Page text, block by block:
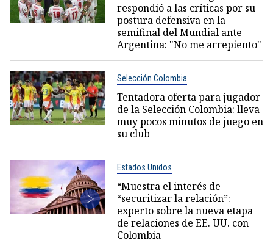
respondió a las críticas por su
postura defensiva en la
semifinal del Mundial ante
Argentina: "No me arrepiento"
Selección Colombia
Tentadora oferta para jugador
de la Selección Colombia: lleva
muy pocos minutos de juego en
su club
Estados Unidos
“Muestra el interés de
“securitizar la relación”:
experto sobre la nueva etapa
de relaciones de EE. UU. con
Colombia